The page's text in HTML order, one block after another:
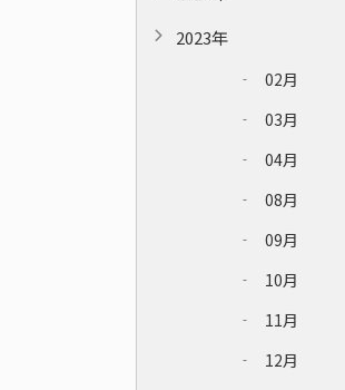
2023年
02月
03月
04月
08月
09月
10月
11月
12月